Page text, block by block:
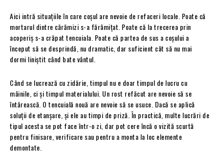
Aici intră situațiile în care coșul are nevoie de refaceri locale. Poate că
mortarul dintre cărămizi s-a fărâmițat. Poate că la trecerea prin
acoperiș s-a crăpat tencuiala. Poate că partea de sus a coșului a
început să se desprindă, nu dramatic, dar suficient cât să nu mai
dormi liniștit când bate vântul.
Când se lucrează cu zidărie, timpul nu e doar timpul de lucru cu
mâinile, ci și timpul materialului. Un rost refăcut are nevoie să se
întărească. O tencuială nouă are nevoie să se usuce. Dacă se aplică
soluții de etanșare, și ele au timpi de priză. În practică, multe lucrări de
tipul acesta se pot face într-o zi, dar pot cere încă o vizită scurtă
pentru finisare, verificare sau pentru a monta la loc elemente
demontate.